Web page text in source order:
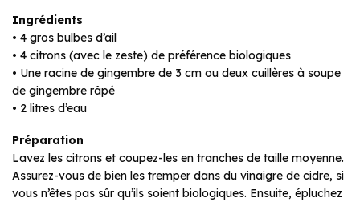
Ingrédients
• 4 gros bulbes d’ail
• 4 citrons (avec le zeste) de préférence biologiques
• Une racine de gingembre de 3 cm ou deux cuillères à soupe
de gingembre râpé
• 2 litres d’eau
Préparation
Lavez les citrons et coupez-les en tranches de taille moyenne.
Assurez-vous de bien les tremper dans du vinaigre de cidre, si
vous n’êtes pas sûr qu’ils soient biologiques. Ensuite, épluchez